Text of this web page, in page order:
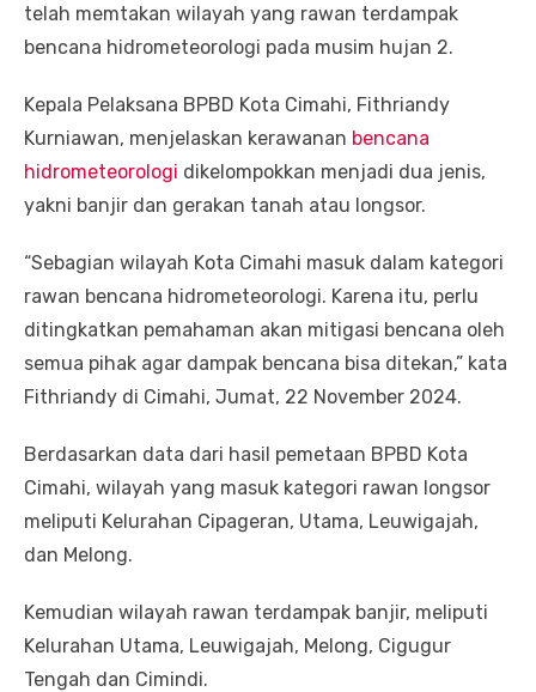
telah memtakan wilayah yang rawan terdampak
bencana hidrometeorologi pada musim hujan 2.
Kepala Pelaksana BPBD Kota Cimahi, Fithriandy
Kurniawan, menjelaskan kerawanan bencana
hidrometeorologi dikelompokkan menjadi dua jenis,
yakni banjir dan gerakan tanah atau longsor.
“Sebagian wilayah Kota Cimahi masuk dalam kategori
rawan bencana hidrometeorologi. Karena itu, perlu
ditingkatkan pemahaman akan mitigasi bencana oleh
semua pihak agar dampak bencana bisa ditekan,” kata
Fithriandy di Cimahi, Jumat, 22 November 2024.
Berdasarkan data dari hasil pemetaan BPBD Kota
Cimahi, wilayah yang masuk kategori rawan longsor
meliputi Kelurahan Cipageran, Utama, Leuwigajah,
dan Melong.
Kemudian wilayah rawan terdampak banjir, meliputi
Kelurahan Utama, Leuwigajah, Melong, Cigugur
Tengah dan Cimindi.